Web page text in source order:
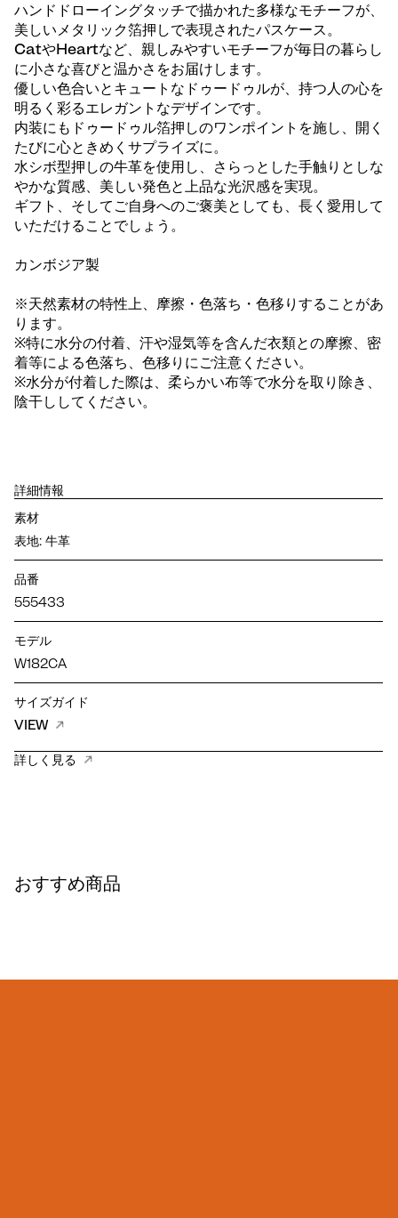
ハンドドローイングタッチで描かれた多様なモチーフが、
美しいメタリック箔押しで表現されたパスケース。
CatやHeartなど、親しみやすいモチーフが毎日の暮らし
に小さな喜びと温かさをお届けします。
優しい色合いとキュートなドゥードゥルが、持つ人の心を
明るく彩るエレガントなデザインです。
内装にもドゥードゥル箔押しのワンポイントを施し、開く
たびに心ときめくサプライズに。
水シボ型押しの牛革を使用し、さらっとした手触りとしな
やかな質感、美しい発色と上品な光沢感を実現。
ギフト、そしてご自身へのご褒美としても、長く愛用して
いただけることでしょう。
カンボジア製
※天然素材の特性上、摩擦・色落ち・色移りすることがあ
ります。
※特に水分の付着、汗や湿気等を含んだ衣類との摩擦、密
着等による色落ち、色移りにご注意ください。
※水分が付着した際は、柔らかい布等で水分を取り除き、
陰干ししてください。
詳細情報
素材
表地: 牛革
品番
555433
モデル
W182CA
サイズガイド
VIEW
詳しく見る
おすすめ商品